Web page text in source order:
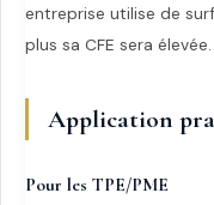
entreprise utilise de
plus sa CFE sera élevée.
Application
Pour les TPE/PME